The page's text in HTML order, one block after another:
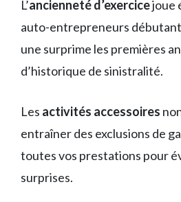
L’ancienneté d’exercicejoue
auto-entrepreneurs
une surprime les premières
d’historique de sinistralité.
Les activités accessoires
entraîner des exclusions de
toutes vos prestations pour
surprises.